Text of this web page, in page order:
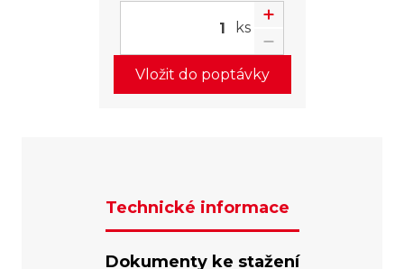
ks
Vložit do poptávky
Technické informace
Dokumenty ke stažení